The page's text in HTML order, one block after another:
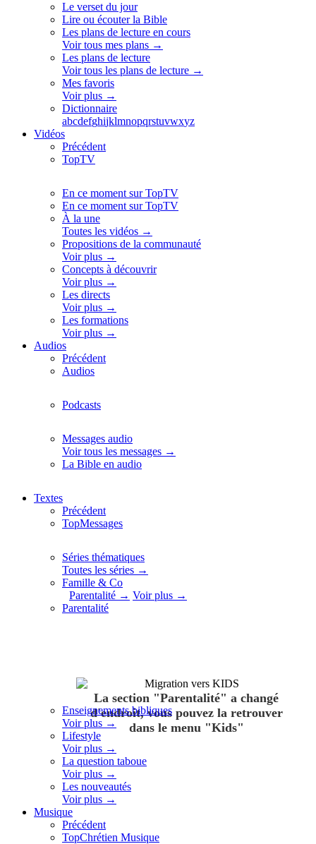
Le verset du jour
Lire ou écouter la Bible
Les plans de lecture en cours
Voir tous mes plans →
Les plans de lecture
Voir tous les plans de lecture →
Mes favoris
Voir plus →
Dictionnaire
abcdefghijklmnopqrstuvwxyz
Vidéos
Précédent
TopTV
En ce moment sur TopTV
En ce moment sur TopTV
À la une
Toutes les vidéos →
Propositions de la communauté
Voir plus →
Concepts à découvrir
Voir plus →
Les directs
Voir plus →
Les formations
Voir plus →
Audios
Précédent
Audios
Podcasts
Messages audio
Voir tous les messages →
La Bible en audio
Textes
Précédent
TopMessages
Séries thématiques
Toutes les séries →
Famille & Co
Parentalité → Voir plus →
Parentalité
La section "Parentalité" a changé
d'endroit, vous pouvez la retrouver
dans le menu "Kids"
Enseignements bibliques
Voir plus →
Lifestyle
Voir plus →
La question taboue
Voir plus →
Les nouveautés
Voir plus →
Musique
Précédent
TopChrétien Musique